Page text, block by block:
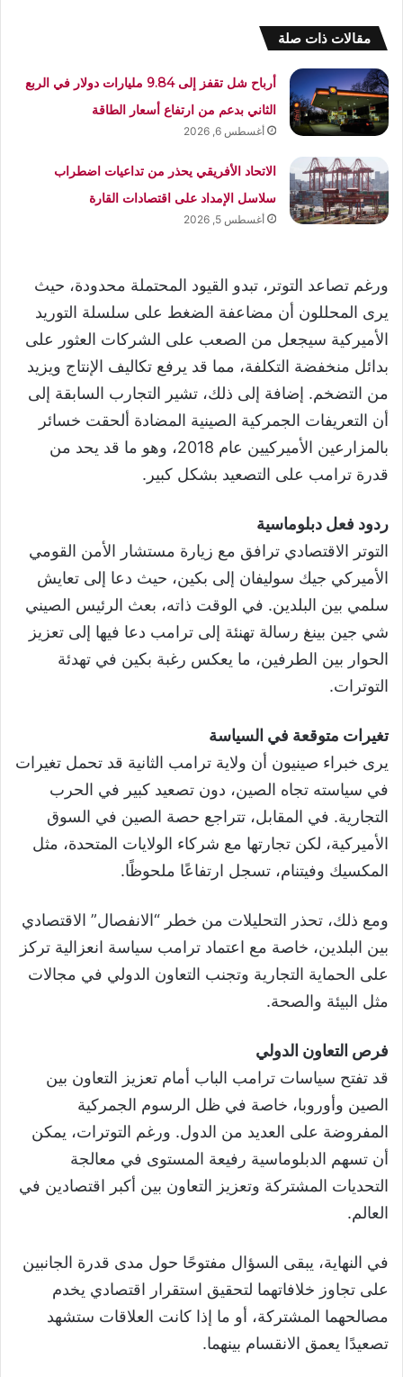
مقالات ذات صلة
أرباح شل تقفز إلى 9.84 مليارات دولار في الربع
الثاني بدعم من ارتفاع أسعار الطاقة
أغسطس 6, 2026
الاتحاد الأفريقي يحذر من تداعيات اضطراب
سلاسل الإمداد على اقتصادات القارة
أغسطس 5, 2026
ورغم تصاعد التوتر، تبدو القيود المحتملة محدودة، حيث
يرى المحللون أن مضاعفة الضغط على سلسلة التوريد
الأميركية سيجعل من الصعب على الشركات العثور على
بدائل منخفضة التكلفة، مما قد يرفع تكاليف الإنتاج ويزيد
من التضخم. إضافة إلى ذلك، تشير التجارب السابقة إلى
أن التعريفات الجمركية الصينية المضادة ألحقت خسائر
بالمزارعين الأميركيين عام 2018، وهو ما قد يحد من
قدرة ترامب على التصعيد بشكل كبير.
ردود فعل دبلوماسية
التوتر الاقتصادي ترافق مع زيارة مستشار الأمن القومي
الأميركي جيك سوليفان إلى بكين، حيث دعا إلى تعايش
سلمي بين البلدين. في الوقت ذاته، بعث الرئيس الصيني
شي جين بينغ رسالة تهنئة إلى ترامب دعا فيها إلى تعزيز
الحوار بين الطرفين، ما يعكس رغبة بكين في تهدئة
التوترات.
تغيرات متوقعة في السياسة
يرى خبراء صينيون أن ولاية ترامب الثانية قد تحمل تغيرات
في سياسته تجاه الصين، دون تصعيد كبير في الحرب
التجارية. في المقابل، تتراجع حصة الصين في السوق
الأميركية، لكن تجارتها مع شركاء الولايات المتحدة، مثل
المكسيك وفيتنام، تسجل ارتفاعًا ملحوظًا.
ومع ذلك، تحذر التحليلات من خطر “الانفصال” الاقتصادي
بين البلدين، خاصة مع اعتماد ترامب سياسة انعزالية تركز
على الحماية التجارية وتجنب التعاون الدولي في مجالات
مثل البيئة والصحة.
فرص التعاون الدولي
قد تفتح سياسات ترامب الباب أمام تعزيز التعاون بين
الصين وأوروبا، خاصة في ظل الرسوم الجمركية
المفروضة على العديد من الدول. ورغم التوترات، يمكن
أن تسهم الدبلوماسية رفيعة المستوى في معالجة
التحديات المشتركة وتعزيز التعاون بين أكبر اقتصادين في
العالم.
في النهاية، يبقى السؤال مفتوحًا حول مدى قدرة الجانبين
على تجاوز خلافاتهما لتحقيق استقرار اقتصادي يخدم
مصالحهما المشتركة، أو ما إذا كانت العلاقات ستشهد
تصعيدًا يعمق الانقسام بينهما.